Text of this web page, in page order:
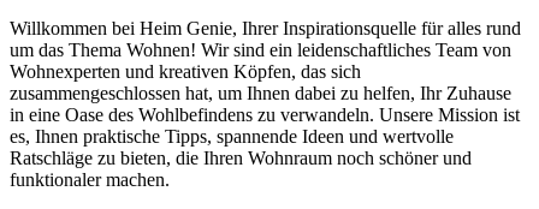
Willkommen bei Heim Genie, Ihrer Inspirationsquelle für alles rund
um das Thema Wohnen! Wir sind ein leidenschaftliches Team von
Wohnexperten und kreativen Köpfen, das sich
zusammengeschlossen hat, um Ihnen dabei zu helfen, Ihr Zuhause
in eine Oase des Wohlbefindens zu verwandeln. Unsere Mission ist
es, Ihnen praktische Tipps, spannende Ideen und wertvolle
Ratschläge zu bieten, die Ihren Wohnraum noch schöner und
funktionaler machen.